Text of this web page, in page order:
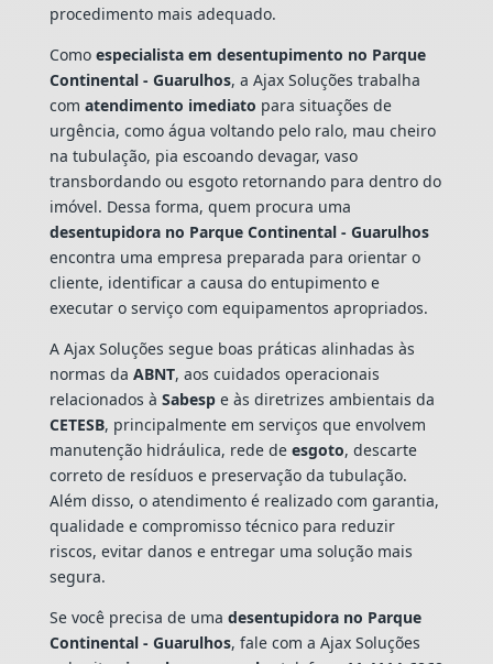
procedimento mais adequado.
Como especialista em desentupimento no Parque
Continental - Guarulhos, a Ajax Soluções trabalha
com atendimento imediato para situações de
urgência, como água voltando pelo ralo, mau cheiro
na tubulação, pia escoando devagar, vaso
transbordando ou esgoto retornando para dentro do
imóvel. Dessa forma, quem procura uma
desentupidora no Parque Continental - Guarulhos
encontra uma empresa preparada para orientar o
cliente, identificar a causa do entupimento e
executar o serviço com equipamentos apropriados.
A Ajax Soluções segue boas práticas alinhadas às
normas da ABNT, aos cuidados operacionais
relacionados à Sabespe às diretrizes ambientais da
CETESB, principalmente em serviços que envolvem
manutenção hidráulica, rede de esgoto, descarte
correto de resíduos e preservação da tubulação.
Além disso, o atendimento é realizado com garantia,
qualidade e compromisso técnico para reduzir
riscos, evitar danos e entregar uma solução mais
segura.
Se você precisa de uma desentupidora no Parque
Continental - Guarulhos, fale com a Ajax Soluções